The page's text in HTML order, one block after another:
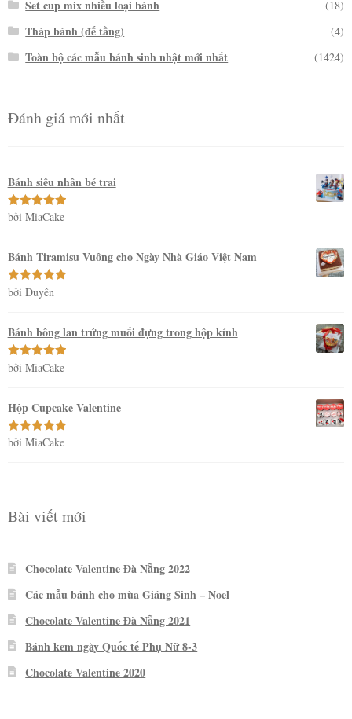
Set cup mix nhiều loại bánh (18)
Tháp bánh (đế tầng) (4)
Toàn bộ các mẫu bánh sinh nhật mới nhất (1424)
Đánh giá mới nhất
Bánh siêu nhân bé trai
Được xếp
bởi MiaCake
Bánh Tiramisu Vuông cho Ngày Nhà Giáo Việt Nam
Được xếp
bởi Duyên
Bánh bông lan trứng muối đựng trong hộp kính
Được xếp
bởi MiaCake
Hộp Cupcake Valentine
Được xếp
bởi MiaCake
Bài viết mới
Chocolate Valentine Đà Nẵng 2022
Các mẫu bánh cho mùa Giáng Sinh – Noel
Chocolate Valentine Đà Nẵng 2021
Bánh kem ngày Quốc tế Phụ Nữ 8-3
Chocolate Valentine 2020